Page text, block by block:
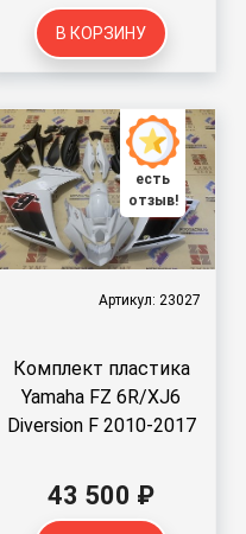
В КОРЗИНУ
есть
отзыв!
Артикул: 23027
Комплект пластика
Yamaha FZ 6R/XJ6
Diversion F 2010-2017
43 500 ₽